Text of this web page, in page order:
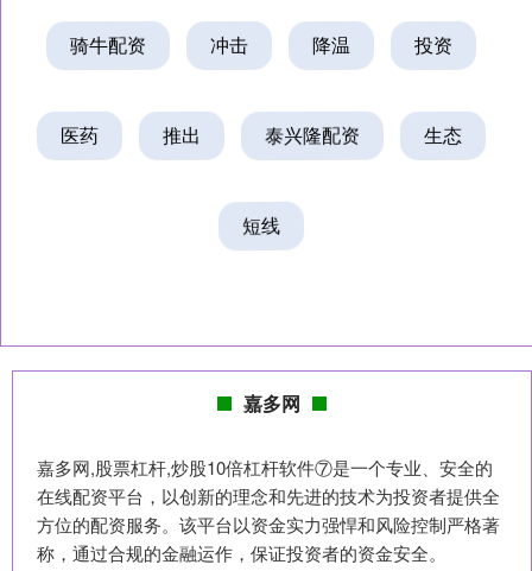
骑牛配资 冲击 降温 投资
医药 推出 泰兴隆配资 生态
短线
嘉多网
嘉多网,股票杠杆,炒股10倍杠杆软件⑦是一个专业、安全的
在线配资平台，以创新的理念和先进的技术为投资者提供全
方位的配资服务。该平台以资金实力强悍和风险控制严格著
称，通过合规的金融运作，保证投资者的资金安全。